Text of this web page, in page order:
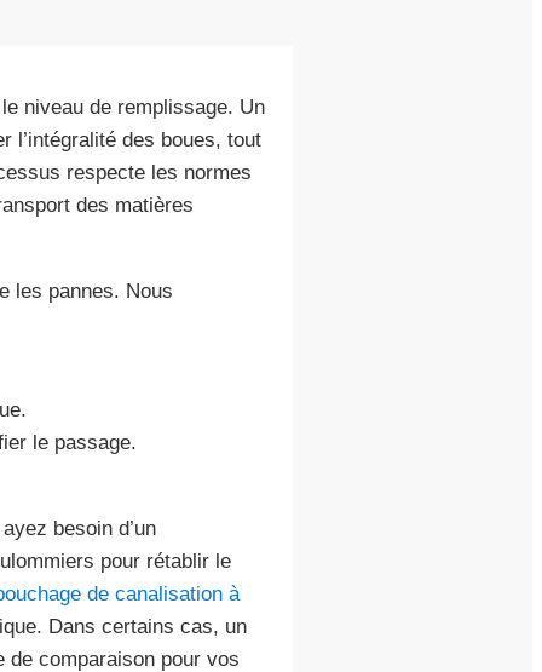
niveau de remplissage. Un
l’intégralité des boues, tout
respecte les normes
des matières
les pannes. Nous
le passage.
besoin d’un
pour rétablir le
de canalisation à
Dans certains cas, un
comparaison pour vos